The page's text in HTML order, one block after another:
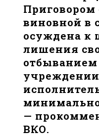
Приговором
виновной в
осуждена к
лишения
—
ВКО.